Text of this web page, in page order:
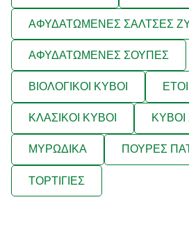
ΑΦΥΔΑΤΩΜΕΝΕΣ ΣΑΛΤΣΕΣ
ΑΦΥΔΑΤΩΜΕΝΕΣ ΣΟΥΠΕΣ
ΒΙΟΛΟΓΙΚΟΙ ΚΥΒΟΙ
ΚΛΑΣΙΚΟΙ ΚΥΒΟΙ ΚΥΒΟΙ
ΜΥΡΩΔΙΚΑ ΠΟΥΡΕΣ
ΤΟΡΤΙΓΙΕΣ